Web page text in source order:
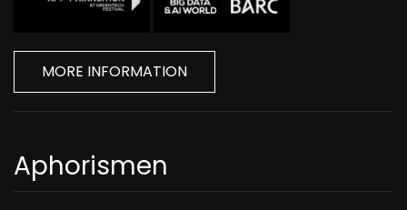
MORE INFORMATION
Aphorismen